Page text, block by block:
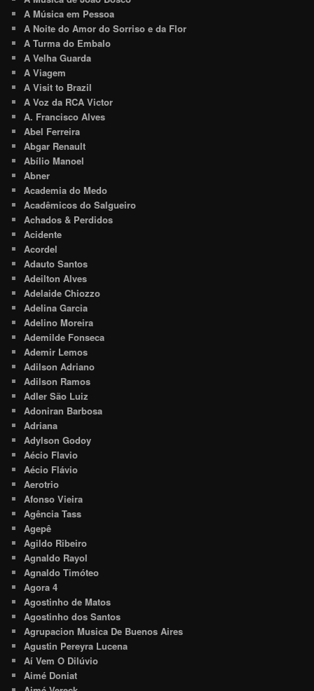
A Música em Pessoa
A Noite do Amor do Sorriso e da Flor
A Turma do Embalo
A Velha Guarda
A Viagem
A Visit to Brazil
A Voz da RCA Victor
A. Francisco Alves
Abel Ferreira
Abgar Renault
Abílio Manoel
Abner
Academia do Medo
Acadêmicos do Salgueiro
Achados & Perdidos
Acidente
Acordel
Adauto Santos
Adeilton Alves
Adelaide Chiozzo
Adelina Garcia
Adelino Moreira
Ademilde Fonseca
Ademir Lemos
Adilson Adriano
Adilson Ramos
Adler São Luiz
Adoniran Barbosa
Adriana
Adylson Godoy
Aécio Flavio
Aécio Flávio
Aerotrio
Afonso Vieira
Agência Tass
Agepê
Agildo Ribeiro
Agnaldo Rayol
Agnaldo Timóteo
Agora 4
Agostinho de Matos
Agostinho dos Santos
Agrupacion Musica De Buenos Aires
Agustin Pereyra Lucena
Aí Vem O Dilúvio
Aimé Doniat